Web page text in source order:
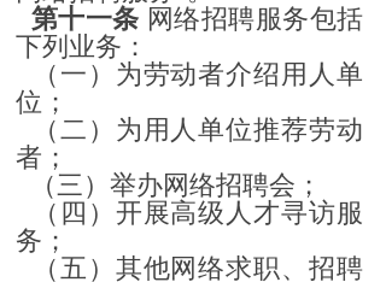
第十一条 网络招聘服务包括
下列业务：
（一）为劳动者介绍用人单
位；
（二）为用人单位推荐劳动
者；
（三）举办网络招聘会；
（四）开展高级人才寻访服
务；
（五）其他网络求职、招聘